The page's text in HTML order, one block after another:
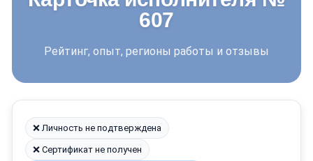
607
Рейтинг, опыт, регионы работы и отзывы
❌ Личность не подтверждена
❌ Сертификат не получен